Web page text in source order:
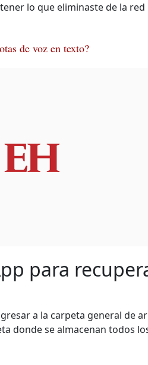
lo que eliminaste de la red
de voz en texto?
para
a la carpeta general de
donde se almacenan todos